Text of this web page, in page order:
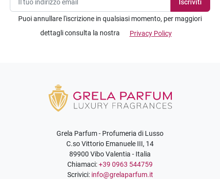
Puoi annullare l'iscrizione in qualsiasi momento, per maggiori
dettagli consulta la nostra
Privacy Policy
Grela Parfum - Profumeria di Lusso
C.so Vittorio Emanuele III, 14
89900 Vibo Valentia - Italia
Chiamaci:+39 0963 544759
Scrivici: info@grelaparfum.it